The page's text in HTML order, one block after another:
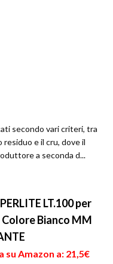
secondo vari criteri, tra
residuo e il cru, dove il
a seconda d...
LT.100 per
Colore Bianco MM
Amazon a: 21,5€